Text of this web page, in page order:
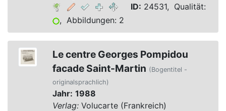
ID: 24531, Qualität:
, Abbildungen: 2
Le centre Georges Pompidou
facade Saint-Martin (Bogentitel -
originalsprachlich)
Jahr: 1988
Verlag:Volucarte (Frankreich)